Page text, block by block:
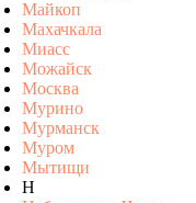
Майкоп
Махачкала
Миасс
Можайск
Москва
Мурино
Мурманск
Муром
Мытищи
Н